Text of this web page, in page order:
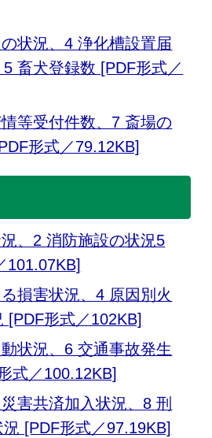
状況、4 浄化槽設置届
畜犬登録数 [PDF形式／
等受付件数、7 斎場の
形式／79.12KB]
、2 消防施設の状況5
101.07KB]
損害状況、4 原因別火
[PDF形式／102KB]
状況、6 交通事故発生
式／100.12KB]
害共済加入状況、8 刑
[PDF形式／97.19KB]